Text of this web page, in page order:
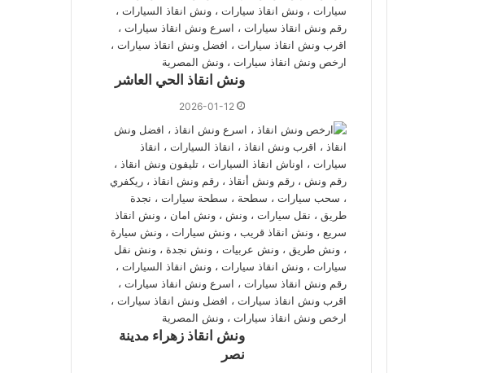
ونش انقاذ الحي العاشر
2026-01-12
ونش انقاذ زهراء مدينة
نصر